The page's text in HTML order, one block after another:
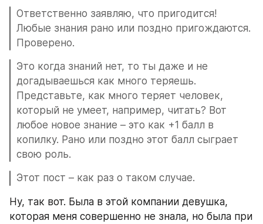
Ответственно заявляю, что пригодится!
Любые знания рано или поздно пригождаются.
Проверено.
Это когда знаний нет, то ты даже и не
догадываешься как много теряешь.
Представьте, как много теряет человек,
который не умеет, например, читать? Вот
любое новое знание – это как +1 балл в
копилку. Рано или поздно этот балл сыграет
свою роль.
Этот пост – как раз о таком случае.
Ну, так вот. Была в этой компании девушка,
которая меня совершенно не знала, но была при